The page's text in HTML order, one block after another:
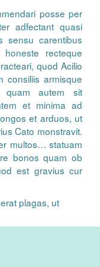
posse per
adfectant quasi
sensu carentibus
recteque
quod Acilio
consiliis armisque
quam autem sit
et minima ad
et arduos, ut
Cato monstravit.
multos… statuam
bonos quam ob
est gravius cur
plagas, ut